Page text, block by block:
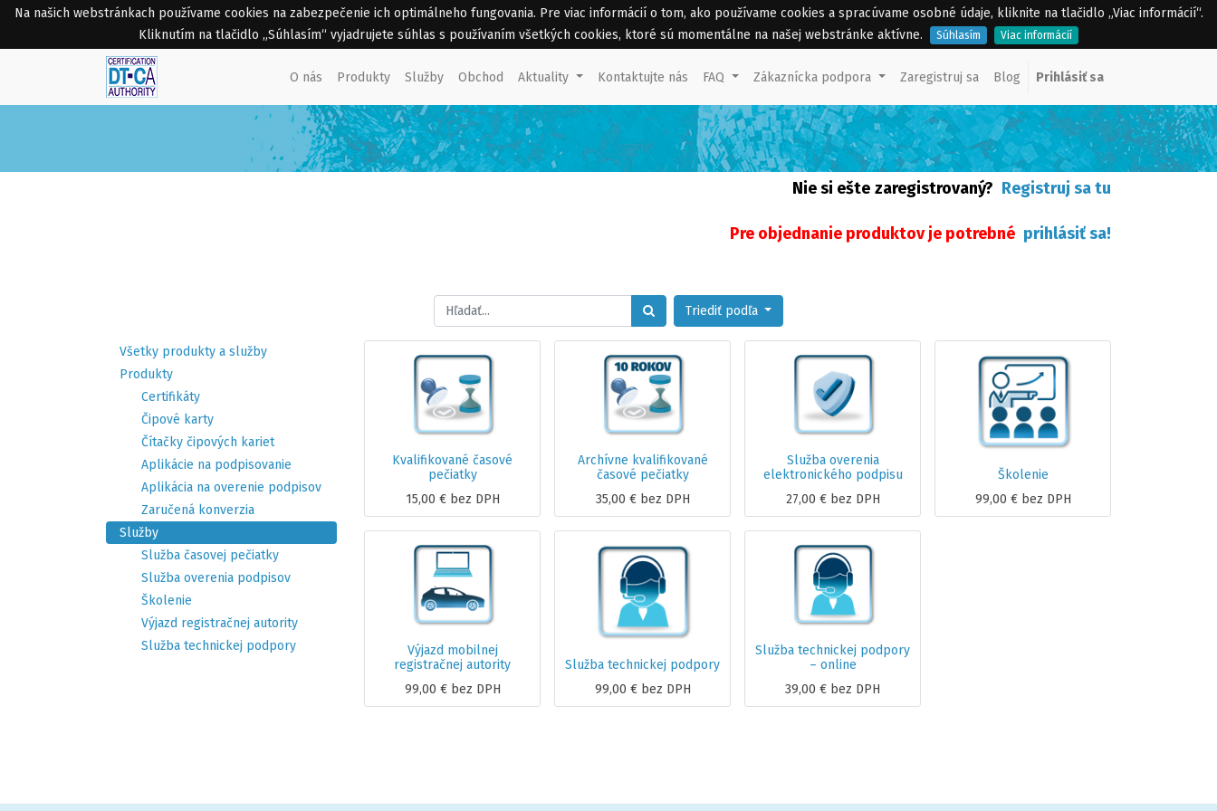
Na našich webstránkach používame cookies na zabezpečenie ich optimálneho fungovania. Pre viac informácií o tom, ako používame cookies a spracúvame osobné údaje, kliknite na tlačidlo „Viac informácií“.
Kliknutím na tlačidlo „Súhlasím“ vyjadrujete súhlas s používaním všetkých cookies, ktoré sú momentálne na našej webstránke aktívne.
Súhlasím Viac informácií
O nás Produkty Služby Obchod Aktuality Kontaktujte nás FAQ Zákaznícka podpora Zaregistruj sa Blog Prihlásiť sa
Nie si ešte zaregistrovaný? Registruj sa tu
Pre objednanie produktov je potrebné prihlásiť sa!
Triediť podľa
Všetky produkty a služby
Produkty
Certifikáty
Čipové karty
Čítačky čipových kariet
Aplikácie na podpisovanie
Aplikácia na overenie podpisov
Zaručená konverzia
Služby
Služba časovej pečiatky
Služba overenia podpisov
Školenie
Výjazd registračnej autority
Služba technickej podpory
Kvalifikované časové
pečiatky
15,00 € bez DPH
Archívne kvalifikované
časové pečiatky
35,00 € bez DPH
Služba overenia
elektronického podpisu
27,00 € bez DPH
Školenie
99,00 € bez DPH
Výjazd mobilnej
registračnej autority
99,00 € bez DPH
Služba technickej podpory
99,00 € bez DPH
Služba technickej podpory
– online
39,00 € bez DPH